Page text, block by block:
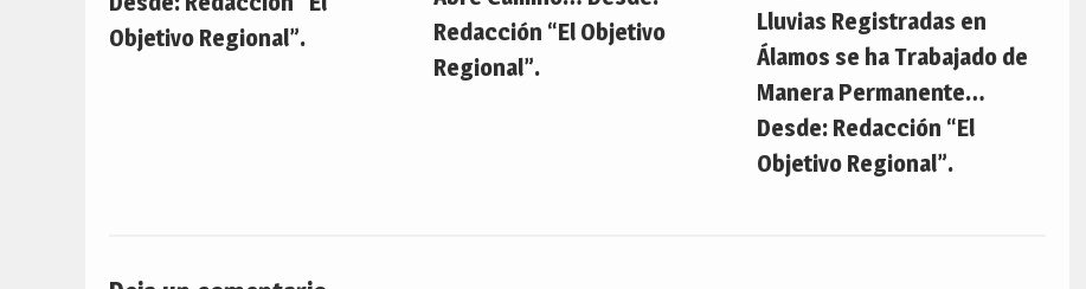
Objetivo Regional”.
Redacción “El Objetivo
Regional”.
Lluvias Registradas en
Álamos se ha Trabajado de
Manera Permanente…
Desde: Redacción “El
Objetivo Regional”.